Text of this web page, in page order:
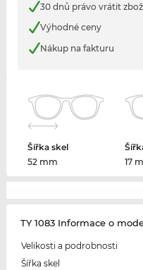
30 dnů právo vrátit
Výhodné ceny
Nákup na fakturu
Šířka skel
52 mm
17
TY 1083 Informace o
Velikosti a podrobnosti
Šířka skel